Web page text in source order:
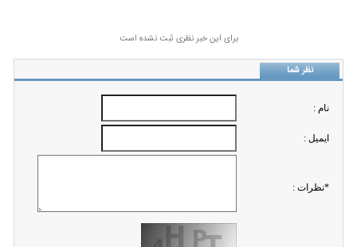
برای این خبر نظری ثبت نشده است
نظر شما
نام :
ايميل :
*نظرات :